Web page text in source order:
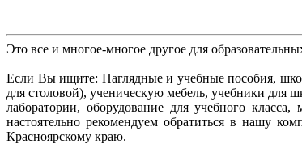
Это все и многое-многое другое для
Если Вы ищите: Наглядные и учебные пособия,
для столовой), ученическую мебель, учебники для
лаборатории, оборудование для учебного
настоятельно рекомендуем обратиться в нашу
Красноярскому краю.